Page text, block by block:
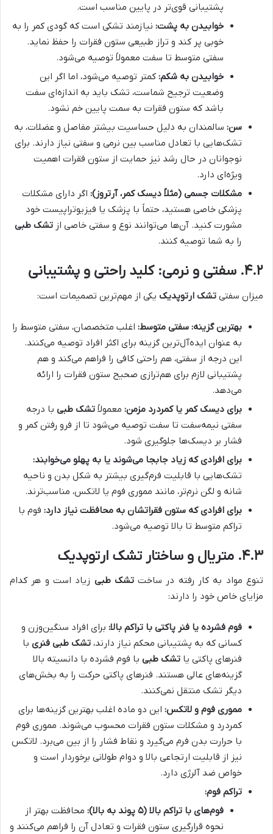
پشتیبانی قوی‌تر در پایین مناسب است.
خوابیدن به پشت: نیازمند تشکی است که گودی کمر را به
خوبی پر کند و تراز طبیعی ستون فقرات را حفظ نماید.
سفتی متوسط تا سفت معمولاً توصیه می‌شود.
خوابیدن به شکم: کمتر توصیه می‌شود، اما اگر این
وضعیت ترجیح شماست، تشک باید به اندازه‌ای سفت
باشد که ستون فقرات به سمت پایین خم نشود.
سن: سالمندان به دلیل حساسیت بیشتر مفاصل و عضلات، به
تشک‌هایی با تعادل مناسب بین نرمی و سفتی نیاز دارند. برای
نوجوانان در حال رشد نیز حمایت از ستون فقرات اهمیت
ویژه‌ای دارد.
مشکلات جسمی (مثلاً دیسک کمر، آرتروز): اگر دارای مشکلات
پزشکی خاصی هستید، حتماً با پزشک یا فیزیوتراپیست خود
مشورت کنید. آن‌ها می‌توانند نوع و سفتی خاصی از تشک طبی
را به شما توصیه کنند.
۴.۲. سفتی و نرمی: کلید راحتی و پشتیبانی
میزان سفتی تشک ارتوپدیک یکی از مهم‌ترین تصمیمات است:
بهترین گزینه: سفتی متوسط: اغلب متخصصان، سفتی متوسط را
به عنوان ایده‌آل‌ترین گزینه برای اکثر افراد توصیه می‌کنند.
این درجه از سفتی، هم راحتی کافی را فراهم می‌کند و هم
پشتیبانی لازم برای هم‌ترازی صحیح ستون فقرات را ارائه
می‌دهد.
برای دیسک کمر یا کمردرد مزمن: معمولاً تشک طبی با درجه
سفتی نیمه‌سفت تا سفت توصیه می‌شود تا از فرو رفتن کمر و
فشار بر دیسک‌ها جلوگیری شود.
برای افرادی که زیاد جابجا می‌شوند یا به پهلو می‌خوابند:
تشک‌هایی با قابلیت فرم‌گیری بیشتر به شکل بدن و ناحیه
شانه و لگن نرم‌تر، مانند مموری فوم یا لاتکس، مناسب‌ترند.
برای افرادی که ستون فقراتشان به محافظت نیاز دارد: فوم با
تراکم متوسط تا بالا توصیه می‌شود.
۴.۳. متریال و ساختار تشک ارتوپدیک
تنوع مواد به کار رفته در ساختتشک طبی زیاد است و هر کدام
مزایای خاص خود را دارند:
فوم فشرده یا فنر پاکتی با تراکم بالا: برای افراد سنگین‌وزن و
کسانی که به پشتیبانی محکم نیاز دارند، تشک طبی فنری با
فنرهای پاکتی یا تشک طبی با فوم فشرده با دانسیته بالا
گزینه‌های عالی هستند. فنرهای پاکتی حرکت را به بخش‌های
دیگر تشک منتقل نمی‌کنند.
مموری فوم و لاتکس: این دو ماده اغلب بهترین گزینه‌ها برای
کمردرد و مشکلات ستون فقرات محسوب می‌شوند. مموری فوم
با حرارت بدن فرم می‌گیرد و نقاط فشار را از بین می‌برد. لاتکس
نیز از قابلیت ارتجاعی بالا و دوام طولانی برخوردار است و
خواص ضد آلرژی دارد.
تراکم فوم:
فوم‌های با تراکم بالا (۵ پوند به بالا):
محافظت بهتر از
نحوه قرارگیری ستون فقرات و تعادل آن را فراهم می‌کنند و